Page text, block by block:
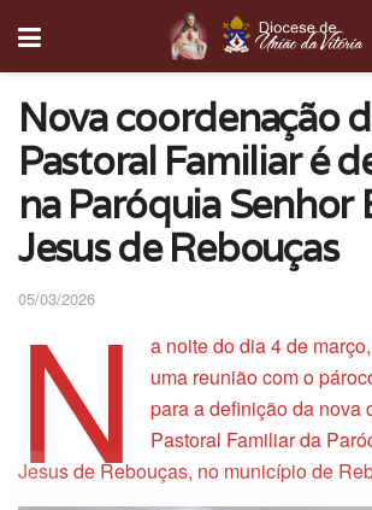
Nova coordenação
Pastoral Familiar é
na Paróquia Senhor
Jesus de Rebouças
05/03/2026
N
a noite do dia 4 de
uma reunião com o
para a definição da nova
Pastoral Familiar da
Jesus de Rebouças, no município de